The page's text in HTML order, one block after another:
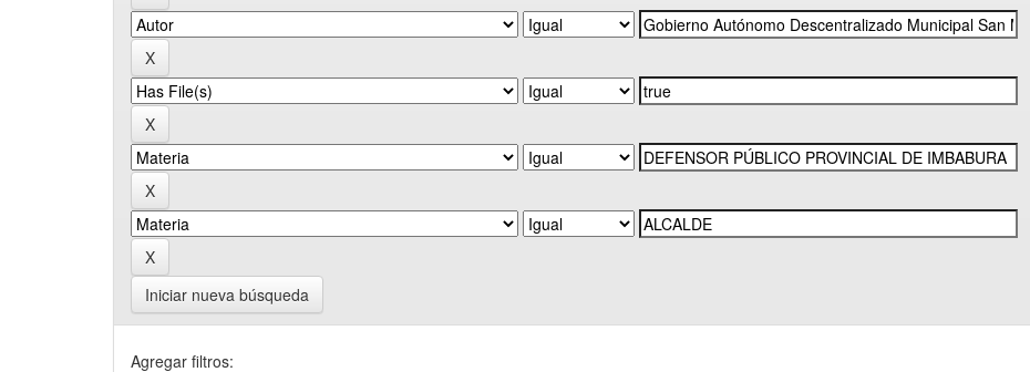
Iniciar nueva búsqueda
Agregar filtros: